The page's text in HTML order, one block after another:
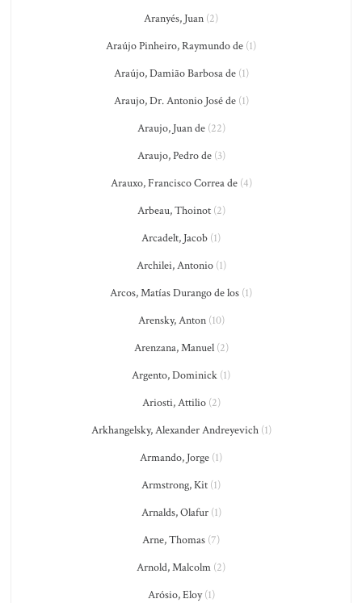
Aranyés, Juan (2)
Araújo Pinheiro, Raymundo de (1)
Araújo, Damião Barbosa de(1)
Araujo, Dr. Antonio José de(1)
Araujo, Juan de(22)
Araujo, Pedro de(3)
Arauxo, Francisco Correa de(4)
Arbeau, Thoinot(2)
Arcadelt, Jacob (1)
Archilei, Antonio(1)
Arcos, Matías Durango de los (1)
Arensky, Anton(10)
Arenzana, Manuel(2)
Argento, Dominick (1)
Ariosti, Attilio(2)
Arkhangelsky, Alexander Andreyevich(1)
Armando, Jorge (1)
Armstrong, Kit (1)
Arnalds, Olafur(1)
Arne, Thomas (7)
Arnold, Malcolm (2)
Arósio, Eloy(1)